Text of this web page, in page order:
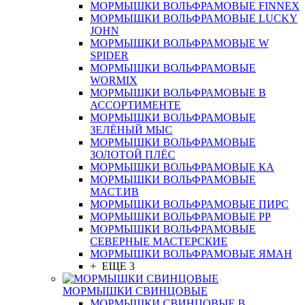
МОРМЫШКИ ВОЛЬФРАМОВЫЕ FINNEX
МОРМЫШКИ ВОЛЬФРАМОВЫЕ LUCKY
JOHN
МОРМЫШКИ ВОЛЬФРАМОВЫЕ W
SPIDER
МОРМЫШКИ ВОЛЬФРАМОВЫЕ
WORMIX
МОРМЫШКИ ВОЛЬФРАМОВЫЕ В
АССОРТИМЕНТЕ
МОРМЫШКИ ВОЛЬФРАМОВЫЕ
ЗЕЛЁНЫЙ МЫС
МОРМЫШКИ ВОЛЬФРАМОВЫЕ
ЗОЛОТОЙ ПЛЁС
МОРМЫШКИ ВОЛЬФРАМОВЫЕ КА
МОРМЫШКИ ВОЛЬФРАМОВЫЕ
МАСТ.ИВ
МОРМЫШКИ ВОЛЬФРАМОВЫЕ ПИРС
МОРМЫШКИ ВОЛЬФРАМОВЫЕ РР
МОРМЫШКИ ВОЛЬФРАМОВЫЕ
СЕВЕРНЫЕ МАСТЕРСКИЕ
МОРМЫШКИ ВОЛЬФРАМОВЫЕ ЯМАН
+ ЕЩЕ 3
МОРМЫШКИ СВИНЦОВЫЕ